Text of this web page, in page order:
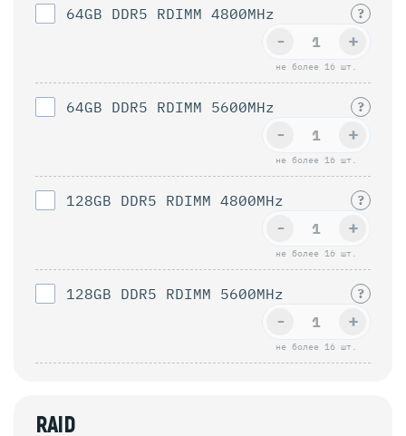
64GB DDR5 RDIMM 4800MHz ?
не более 16 шт.
+
-
64GB DDR5 RDIMM 5600MHz ?
не более 16 шт.
+
-
128GB DDR5 RDIMM 4800MHz ?
не более 16 шт.
+
-
128GB DDR5 RDIMM 5600MHz ?
не более 16 шт.
+
-
RAID